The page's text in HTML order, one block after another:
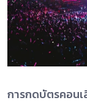
การกดบัตรคอน